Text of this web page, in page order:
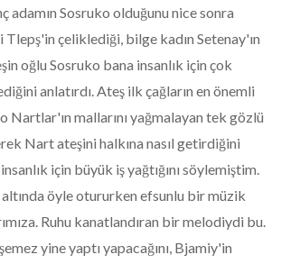
adamın Sosruko olduğunu nice sonra
çeliklediği, bilge kadın Setenay'ın
oğlu Sosruko bana insanlık için çok
anlatırdı. Ateş ilk çağların en önemli
Nartlar'ın mallarını yağmalayan tek gözlü
Nart ateşini halkına nasıl getirdiğini
için büyük iş yağtığını söylemiştim.
altında öyle otururken efsunlu bir müzik
Ruhu kanatlandıran bir melodiydi bu.
yine yaptı yapacağını, Bjamiy'in